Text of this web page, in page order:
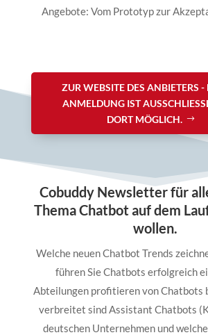
Angebote: Vom Prototyp zur
ZUR WEBSITE DES ANBIETERS -
ANMELDUNG IST
ORT MÖGLICH.
Cobuddy Newsletter für
Thema Chatbot auf dem
wollen.
Welche neuen Chatbot Trends
führen Sie Chatbots erfolgreich
Abteilungen profitieren von Chatbots
verbreitet sind Assistant Chatbots
deutschen Unternehmen und